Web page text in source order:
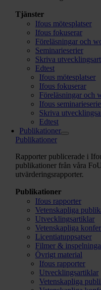
Tjänster
Ifous mötesplatser
Ifous fokuserar
Föreläsningar och
Seminarieserier
Skriva
Edtest
Ifous mötesplatser
Ifous fokuserar
Föreläsningar och
Ifous
Skriva
Edtest
Publikationer
Publikationer
Rapporter publicerade i
publikationer från våra
utvärderingsrapporter.
Publikationer
Ifous rapporter
Vetenskapliga
Utvecklingsartiklar
Vetenskapliga
Licentiatuppsatser
Filmer &
Övrigt material
Ifous rapporter
Utvecklingsartiklar
Vetenskapliga